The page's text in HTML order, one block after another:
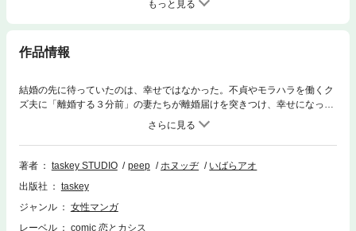
もっと見る
作品情報
結婚の先に待っていたのは、幸せではなかった。不貞やモラハラを働くク
ズ夫に「離婚する３分前」の妻たちが離婚届けを突きつけ、幸せになって
いく爽快な復讐オム二バス。サレたままでは終われない！ーーサレ妻たち
による最後の反撃がはじまる。
著者 taskey STUDIO peep ホヌッヂ
いばらアオ
出版社
taskey
ジャンル
女性マンガ
レーベル
comic 恋とカシス